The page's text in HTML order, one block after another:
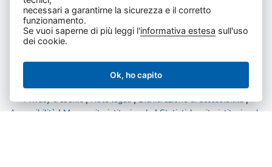
C.F. e P. IVA 02096520305
Tel 0432 1918111
Privacy e cookie|Note legali|Dichiarazione di accessibilità|
Accessibilità|Mappa sito istituzionale|Statistiche sito istituzionale
necessari a garantirne la sicurezza e il corretto
funzionamento.
Se vuoi saperne di più leggi l'informativa estesa sull'uso
dei cookie.
Ok, ho capito